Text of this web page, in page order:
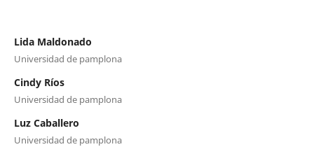
Lida Maldonado
Universidad de pamplona
Cindy Ríos
Universidad de pamplona
Luz Caballero
Universidad de pamplona